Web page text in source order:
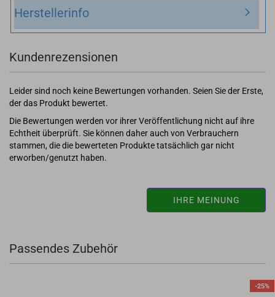
Herstellerinfo
Kundenrezensionen
Leider sind noch keine Bewertungen vorhanden. Seien Sie der Erste,
der das Produkt bewertet.
Die Bewertungen werden vor ihrer Veröffentlichung nicht auf ihre
Echtheit überprüft. Sie können daher auch von Verbrauchern
stammen, die die bewerteten Produkte tatsächlich gar nicht
erworben/genutzt haben.
IHRE MEINUNG
Passendes Zubehör
-25%